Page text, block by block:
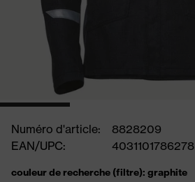
Numéro d'article:
8828209
EAN/UPC:
4031101786278
couleur de recherche (filtre): graphite